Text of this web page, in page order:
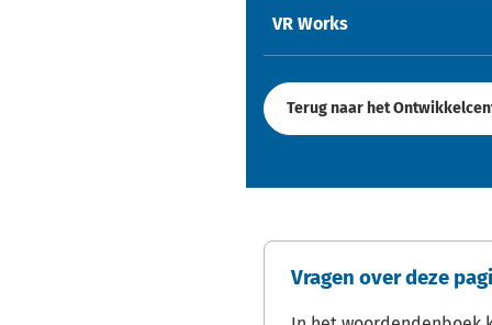
VR Works
Terug naar het
Vragen over deze